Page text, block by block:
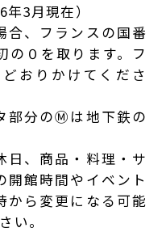
3月現在）
、フランスの国番
の０を取ります。フ
おりかけてくださ
部分のⓂは地下鉄の
、商品・料理・サ
開館時間やイベント
から変更になる可能
い。